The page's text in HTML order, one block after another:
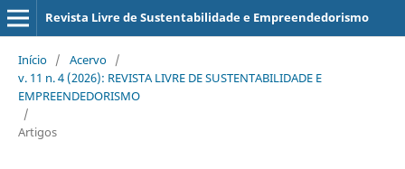
Revista Livre de Sustentabilidade e Empreendedorismo
Início / Acervo /
v. 11 n. 4 (2026): REVISTA LIVRE DE SUSTENTABILIDADE E
EMPREENDEDORISMO
/
Artigos